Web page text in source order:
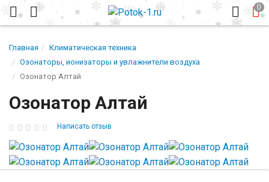
Главная
Климатическая техника
Озонаторы, ионизаторы и увлажнители воздуха
Озонатор Алтай
Озонатор Алтай
Написать отзыв